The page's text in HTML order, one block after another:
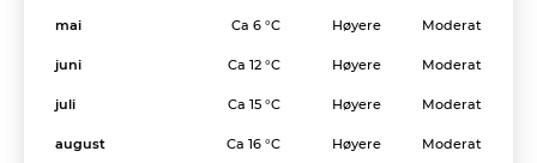
mai Ca 6 °C Høyere Moderat
juni Ca 12 °C Høyere Moderat
juli Ca 15 °C Høyere Moderat
august Ca 16 °C Høyere Moderat